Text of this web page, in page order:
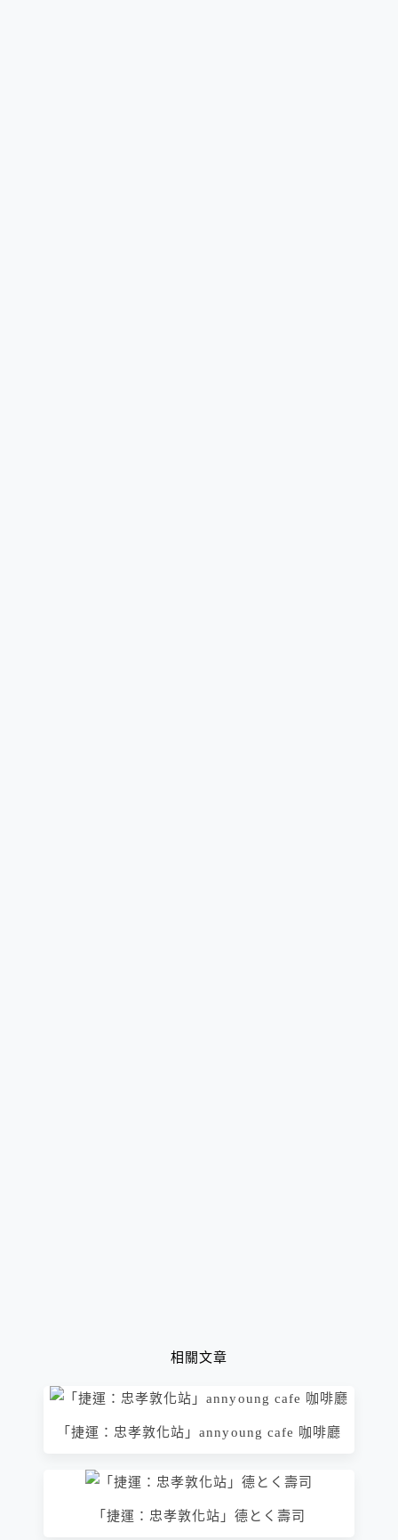
相關文章
「捷運：忠孝敦化站」annyoung cafe 咖啡廳
「捷運：忠孝敦化站」德とく壽司